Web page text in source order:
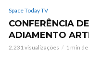
Space Today TV
CONFERÊNCIA
ADIAMENTO
2.231 visualizações 1 min